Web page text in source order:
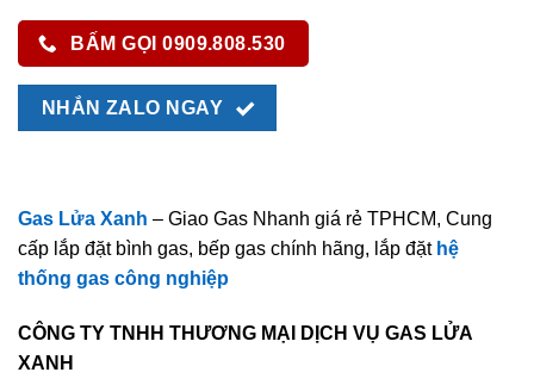
BẤM GỌI 0909.808.530
NHẮN ZALO NGAY
Gas Lửa Xanh – Giao Gas Nhanh giá rẻ TPHCM, Cung
cấp lắp đặt bình gas, bếp gas chính hãng, lắp đặt hệ
thống gas công nghiệp
CÔNG TY TNHH THƯƠNG MẠI DỊCH VỤ GAS LỬA
XANH